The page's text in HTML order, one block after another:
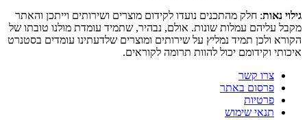
גילוי נאות: חלק מהתכנים נועדו לקידום מוצרים ושירותים וייתכן והאתר
מקבל עליהם עמלות שונות. אולם, נבהיר, שתמיד עומדת מולנו טובתו של
הקורא ולכן תמיד נמליץ על שירותים ומוצרים שלדעתינו עומדים בסטנרט
איכותי וקידומם יכול להוות תרומה לקוראים.
צרו קשר
פרסום באתר
פרטיות
תנאי שימוש